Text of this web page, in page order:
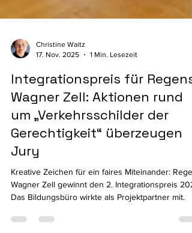
17. Nov. 2025
1 Min. Lesezeit
Integrationspreis für Regens
Wagner Zell: Aktionen rund
um „Verkehrsschilder der
Gerechtigkeit“ überzeugen
Jury
Kreative Zeichen für ein faires Miteinander:
Wagner Zell gewinnt den 2. Integrationspreis
Das Bildungsbüro wirkte als Projektpartner mit.